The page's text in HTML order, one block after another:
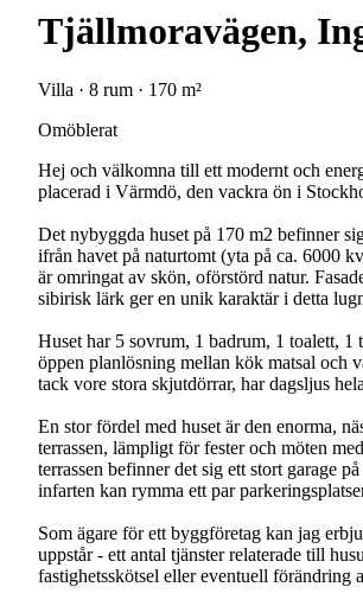
Tjällmoravägen,
Villa · 8 rum · 170 m²
Omöblerat
Hej och välkomna till ett modernt och
placerad i Värmdö, den vackra ön i
Det nybyggda huset på 170 m2 befinner
ifrån havet på naturtomt (yta på ca. 6000
är omringat av skön, oförstörd natur.
sibirisk lärk ger en unik karaktär i detta
Huset har 5 sovrum, 1 badrum, 1 toalett, 1
öppen planlösning mellan kök matsal och
tack vore stora skjutdörrar, har dagsljus
En stor fördel med huset är den enorma,
terrassen, lämpligt för fester och möten
terrassen befinner det sig ett stort garage
infarten kan rymma ett par
Som ägare för ett byggföretag kan jag
uppstår - ett antal tjänster relaterade till
fastighetsskötsel eller eventuell förändring